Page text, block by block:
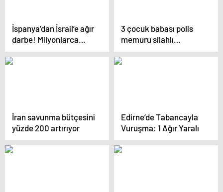
İspanya’dan İsrail’e ağır
darbe! Milyonlarca
euroluk mühimmat
anlaşmasını iptal
3 çocuk babası polis
memuru silahlı
saldırıda hayatını
kaybetti
İran savunma bütçesini
yüzde 200 artırıyor
Edirne’de Tabancayla
Vuruşma: 1 Ağır Yaralı